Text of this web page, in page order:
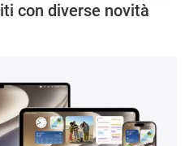
con diverse novità